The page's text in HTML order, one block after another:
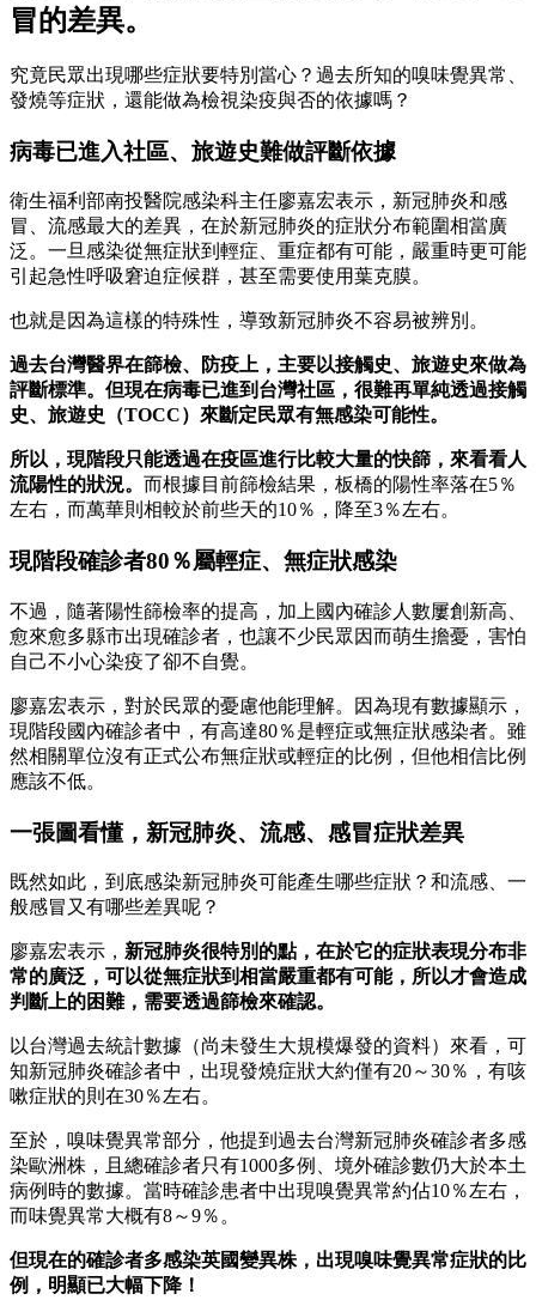
冒的差異。
究竟民眾出現哪些症狀要特別當心？過去所知的嗅味覺異常、
發燒等症狀，還能做為檢視染疫與否的依據嗎？
病毒已進入社區、旅遊史難做評斷依據
衛生福利部南投醫院感染科主任廖嘉宏表示，新冠肺炎和感
冒、流感最大的差異，在於新冠肺炎的症狀分布範圍相當廣
泛。一旦感染從無症狀到輕症、重症都有可能，嚴重時更可能
引起急性呼吸窘迫症候群，甚至需要使用葉克膜。
也就是因為這樣的特殊性，導致新冠肺炎不容易被辨別。
過去台灣醫界在篩檢、防疫上，主要以接觸史、旅遊史來做為
評斷標準。但現在病毒已進到台灣社區，很難再單純透過接觸
史、旅遊史（TOCC）來斷定民眾有無感染可能性。
所以，現階段只能透過在疫區進行比較大量的快篩，來看看人
流陽性的狀況。 而根據目前篩檢結果，板橋的陽性率落在5％
左右，而萬華則相較於前些天的10％，降至3％左右。
現階段確診者80％屬輕症、無症狀感染
不過，隨著陽性篩檢率的提高，加上國內確診人數屢創新高、
愈來愈多縣市出現確診者，也讓不少民眾因而萌生擔憂，害怕
自己不小心染疫了卻不自覺。
廖嘉宏表示，對於民眾的憂慮他能理解。因為現有數據顯示，
現階段國內確診者中，有高達80％是輕症或無症狀感染者。雖
然相關單位沒有正式公布無症狀或輕症的比例，但他相信比例
應該不低。
一張圖看懂，新冠肺炎、流感、感冒症狀差異
既然如此，到底感染新冠肺炎可能產生哪些症狀？和流感、一
般感冒又有哪些差異呢？
廖嘉宏表示， 新冠肺炎很特別的點，在於它的症狀表現分布非
常的廣泛，可以從無症狀到相當嚴重都有可能，所以才會造成
判斷上的困難，需要透過篩檢來確認。
以台灣過去統計數據（尚未發生大規模爆發的資料）來看，可
知新冠肺炎確診者中，出現發燒症狀大約僅有20～30％，有咳
嗽症狀的則在30％左右。
至於，嗅味覺異常部分，他提到過去台灣新冠肺炎確診者多感
染歐洲株，且總確診者只有1000多例、境外確診數仍大於本土
病例時的數據。當時確診患者中出現嗅覺異常約佔10％左右，
而味覺異常大概有8～9％。
但現在的確診者多感染英國變異株，出現嗅味覺異常症狀的比
例，明顯已大幅下降！